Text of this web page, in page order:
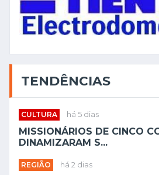
TENDÊNCIAS
CULTURA há 5 dias
MISSIONÁRIOS DE CINCO
DINAMIZARAM S...
REGIÃO há 2 dias